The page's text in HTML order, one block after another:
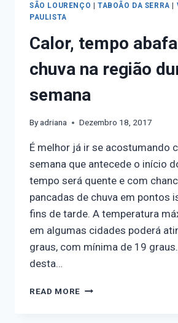
SÃO LOURENÇO | TABOÃO DA SERRA |
PAULISTA
Calor, tempo
chuva na região
semana
Byadriana Dezembro 18, 2017
É melhor já ir se acostumando
semana que antecede o início
tempo será quente e com
pancadas de chuva em pontos
fins de tarde. A temperatura
em algumas cidades poderá
graus, com mínima de 19
desta…
READ MORE